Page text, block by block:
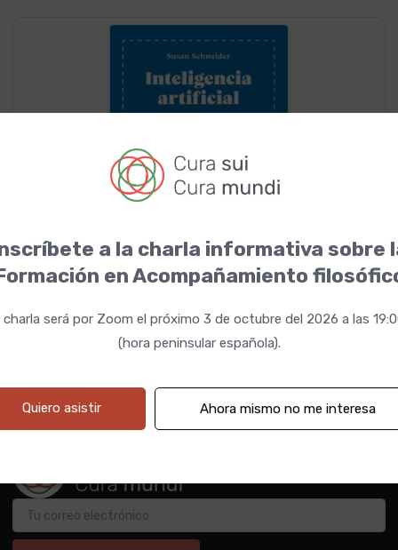
a la charla informativa sobre
en Acompañamiento
charla será por Zoom el próximo 3 de octubre del 2026 a las
(hora peninsular española).
Quiero asistir Ahora mismo no me interesa